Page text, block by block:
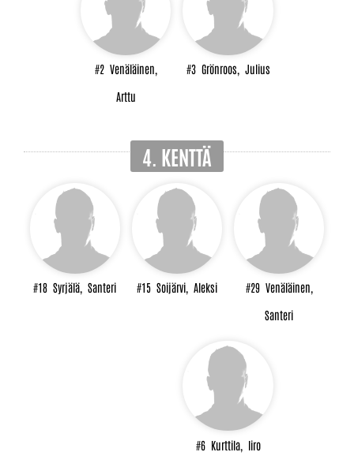
#2 Venäläinen,
Arttu
#3 Grönroos, Julius
4. KENTTÄ
#18 Syrjälä, Santeri #15 Soijärvi, Aleksi #29 Venäläinen,
Santeri
#6 Kurttila, Iiro